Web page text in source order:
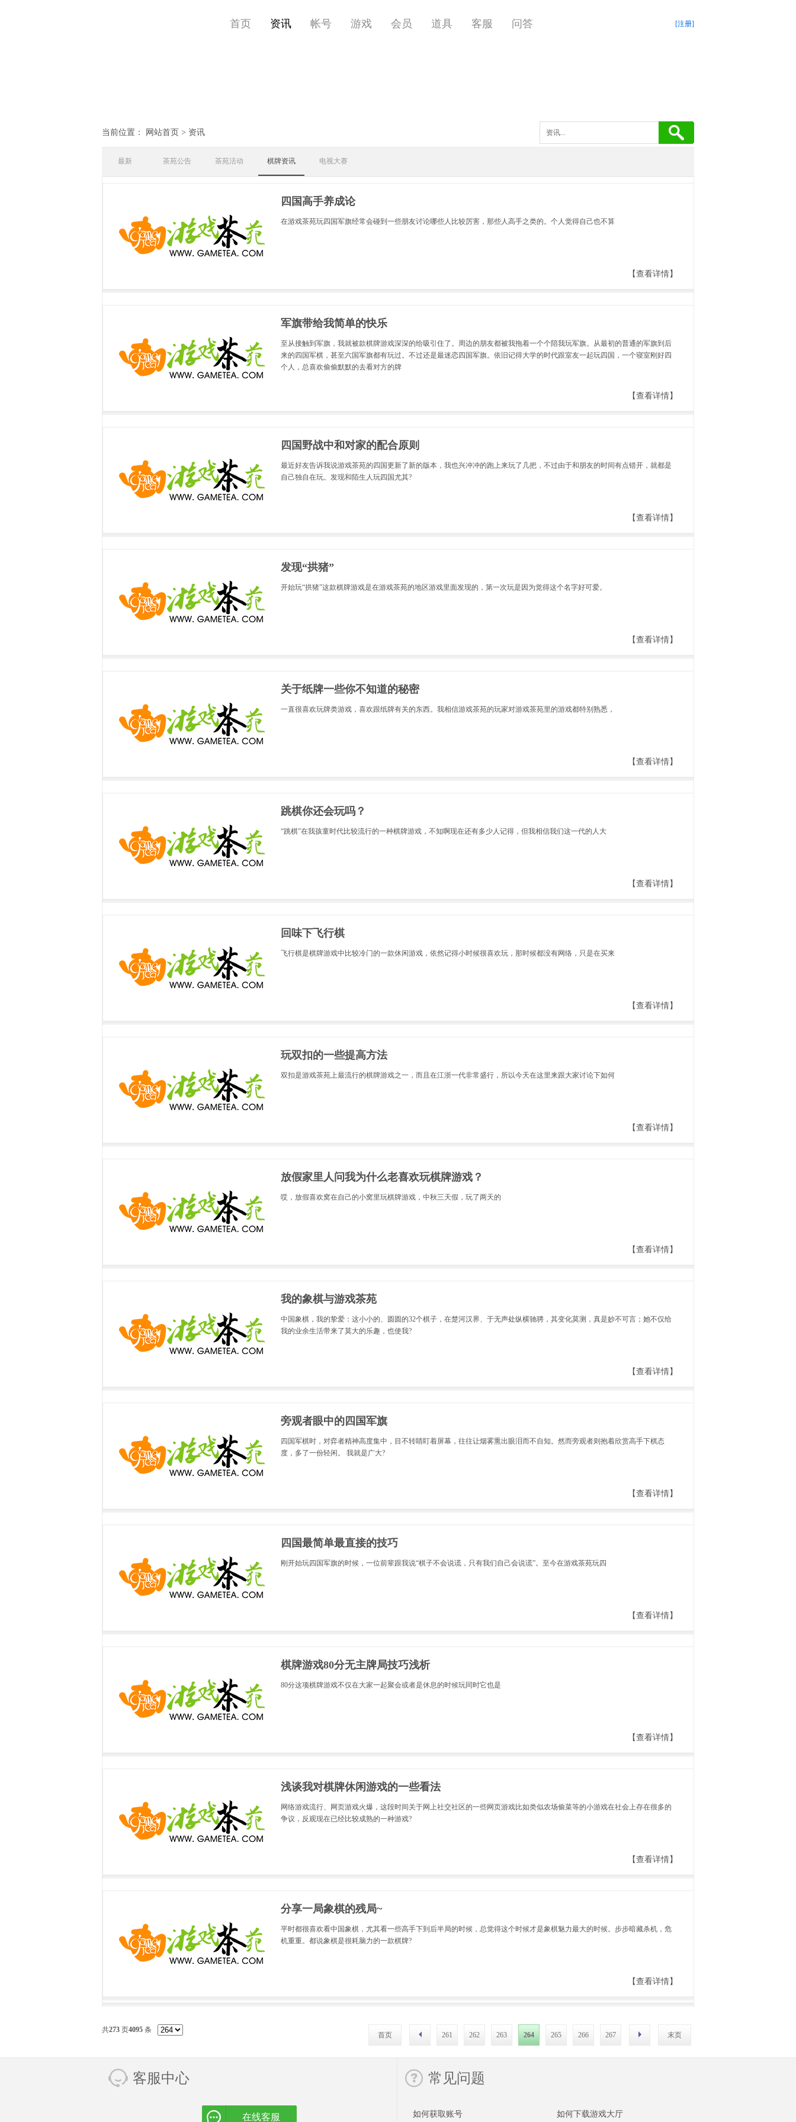
首页 资讯 帐号 游戏 会员 道具 客服 问答 [注册]
当前位置： 网站首页 > 资讯
最新 茶苑公告 茶苑活动 棋牌资讯 电视大赛
四国高手养成论
在游戏茶苑玩四国军旗经常会碰到一些朋友讨论哪些人比较厉害，那些人高手之类的。个人觉得自己也不算
【查看详情】
军旗带给我简单的快乐
至从接触到军旗，我就被款棋牌游戏深深的给吸引住了。周边的朋友都被我拖着一个个陪我玩军旗。从最初的普通的军旗到后
来的四国军棋，甚至六国军旗都有玩过。不过还是最迷恋四国军旗。依旧记得大学的时代跟室友一起玩四国，一个寝室刚好四
个人，总喜欢偷偷默默的去看对方的牌
【查看详情】
四国野战中和对家的配合原则
最近好友告诉我说游戏茶苑的四国更新了新的版本，我也兴冲冲的跑上来玩了几把，不过由于和朋友的时间有点错开，就都是
自己独自在玩。发现和陌生人玩四国尤其?
【查看详情】
发现“拱猪”
开始玩“拱猪”这款棋牌游戏是在游戏茶苑的地区游戏里面发现的，第一次玩是因为觉得这个名字好可爱。
【查看详情】
关于纸牌一些你不知道的秘密
一直很喜欢玩牌类游戏，喜欢跟纸牌有关的东西。我相信游戏茶苑的玩家对游戏茶苑里的游戏都特别熟悉，
【查看详情】
跳棋你还会玩吗？
“跳棋”在我孩童时代比较流行的一种棋牌游戏，不知啊现在还有多少人记得，但我相信我们这一代的人大
【查看详情】
回味下飞行棋
飞行棋是棋牌游戏中比较冷门的一款休闲游戏，依然记得小时候很喜欢玩，那时候都没有网络，只是在买来
【查看详情】
玩双扣的一些提高方法
双扣是游戏茶苑上最流行的棋牌游戏之一，而且在江浙一代非常盛行，所以今天在这里来跟大家讨论下如何
【查看详情】
放假家里人问我为什么老喜欢玩棋牌游戏？
哎，放假喜欢窝在自己的小窝里玩棋牌游戏，中秋三天假，玩了两天的
【查看详情】
我的象棋与游戏茶苑
中国象棋，我的挚爱：这小小的、圆圆的32个棋子，在楚河汉界、于无声处纵横驰骋，其变化莫测，真是妙不可言；她不仅给
我的业余生活带来了莫大的乐趣，也使我?
【查看详情】
旁观者眼中的四国军旗
四国军棋时，对弈者精神高度集中，目不转睛盯着屏幕，往往让烟雾熏出眼泪而不自知。然而旁观者则抱着欣赏高手下棋态
度，多了一份轻闲。 我就是广大?
【查看详情】
四国最简单最直接的技巧
刚开始玩四国军旗的时候，一位前辈跟我说“棋子不会说谎，只有我们自己会说谎”。至今在游戏茶苑玩四
【查看详情】
棋牌游戏80分无主牌局技巧浅析
80分这项棋牌游戏不仅在大家一起聚会或者是休息的时候玩同时它也是
【查看详情】
浅谈我对棋牌休闲游戏的一些看法
网络游戏流行、网页游戏火爆，这段时间关于网上社交社区的一些网页游戏比如类似农场偷菜等的小游戏在社会上存在很多的
争议，反观现在已经比较成熟的一种游戏?
【查看详情】
分享一局象棋的残局~
平时都很喜欢看中国象棋，尤其看一些高手下到后半局的时候，总觉得这个时候才是象棋魅力最大的时候。步步暗藏杀机，危
机重重。都说象棋是很耗脑力的一款棋牌?
【查看详情】
共273 页4095 条
首页 261 262 263 264 265 266 267 末页
客服中心
在线客服
常见问题
如何获取账号 如何下载游戏大厅